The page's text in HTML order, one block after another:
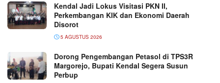
Kendal Jadi Lokus Visitasi PKN II,
Perkembangan KIK dan Ekonomi Daerah
Disorot
5 AGUSTUS 2026
Dorong Pengembangan Petasol di TPS3R
Margorejo, Bupati Kendal Segera Susun
Perbup